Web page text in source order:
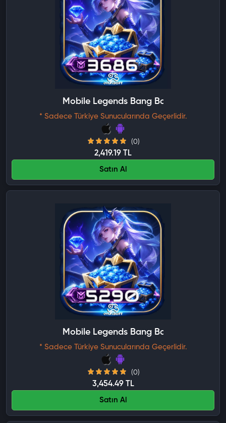
Mobile Legends Bang Bang 3686 Elmas
* Sadece Türkiye Sunucularında Geçerlidir.
(0)
2,419.19 TL
Satın Al
Mobile Legends Bang Bang 5290 Elmas
* Sadece Türkiye Sunucularında Geçerlidir.
(0)
3,454.49 TL
Satın Al